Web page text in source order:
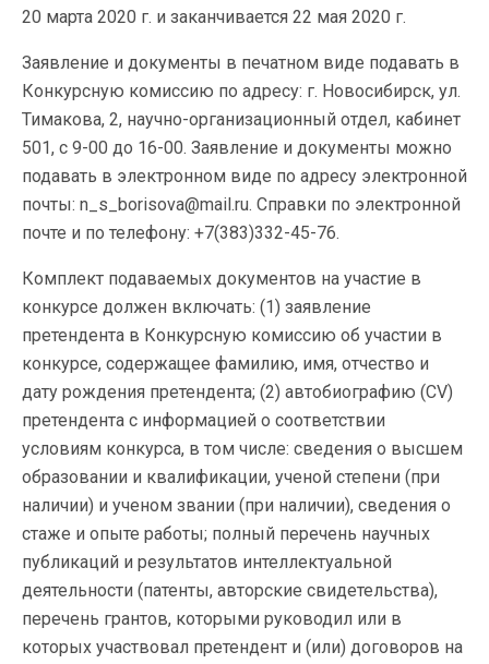
20 марта 2020 г. и заканчивается 22 мая 2020 г.
Заявление и документы в печатном виде подавать в
Конкурсную комиссию по адресу: г. Новосибирск, ул.
Тимакова, 2, научно-организационный отдел, кабинет
501, с 9-00 до 16-00. Заявление и документы можно
подавать в электронном виде по адресу электронной
почты: n_s_borisova@mail.ru. Справки по электронной
почте и по телефону: +7(383)332-45-76.
Комплект подаваемых документов на участие в
конкурсе должен включать: (1) заявление
претендента в Конкурсную комиссию об участии в
конкурсе, содержащее фамилию, имя, отчество и
дату рождения претендента; (2) автобиографию (CV)
претендента с информацией о соответствии
условиям конкурса, в том числе: сведения о высшем
образовании и квалификации, ученой степени (при
наличии) и ученом звании (при наличии), сведения о
стаже и опыте работы; полный перечень научных
публикаций и результатов интеллектуальной
деятельности (патенты, авторские свидетельства),
перечень грантов, которыми руководил или в
которых участвовал претендент и (или) договоров на